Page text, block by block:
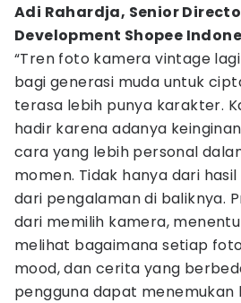
Adi Rahardja, Senior
Development Shopee
“Tren foto kamera vintage
bagi generasi muda untuk
terasa lebih punya karakter.
hadir karena adanya
cara yang lebih personal
momen. Tidak hanya dari
dari pengalaman di baliknya.
dari memilih kamera,
melihat bagaimana setiap
mood, dan cerita yang
pengguna dapat menemukan